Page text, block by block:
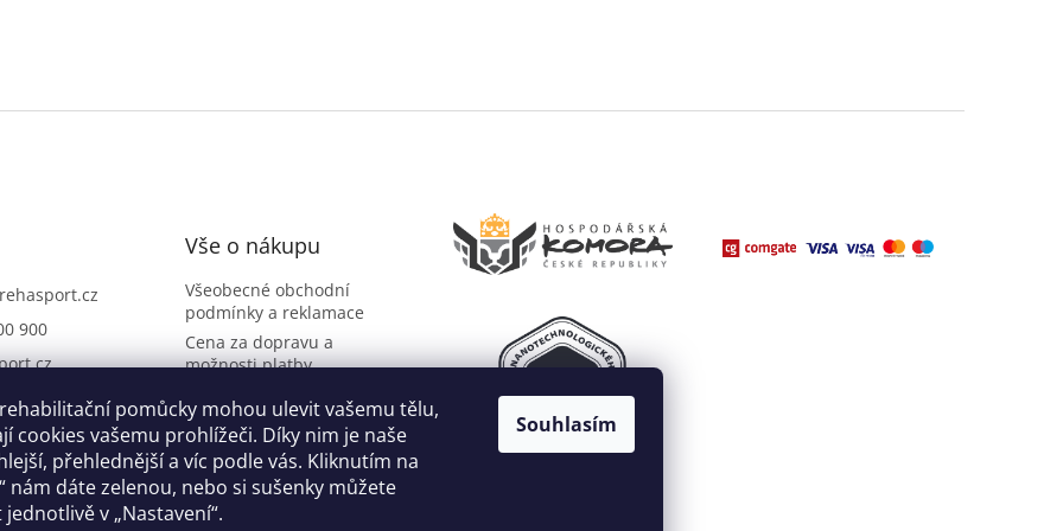
pomůcky mohou ulevit vašemu tělu,
cookies vašemu prohlížeči. Díky nim je naše
přehlednější a víc podle vás. Kliknutím na
nám dáte zelenou, nebo si sušenky můžete
v „Nastavení“.
Souhlasím
rehasport.cz
900
na YouTube
Vše o nákupu
Všeobecné obchodní
podmínky a reklamace
Cena za dopravu a
možnosti platby
Slovník pojmů